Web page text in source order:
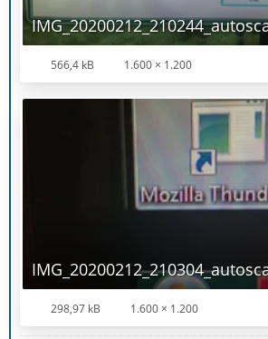
566,4 kB 1.600 × 1.200
298,97 kB 1.600 × 1.200